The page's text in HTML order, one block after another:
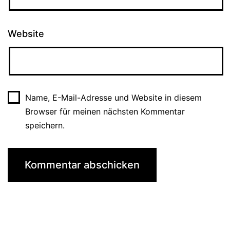
Website
Name, E-Mail-Adresse und Website in diesem
Browser für meinen nächsten Kommentar
speichern.